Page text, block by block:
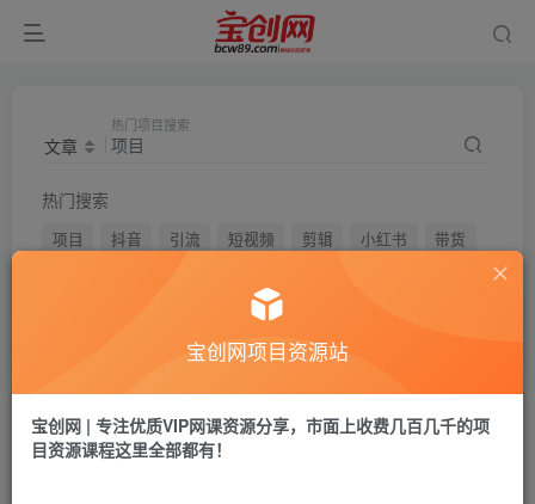
文章
热门项目搜索
热门搜索
项目 抖音 引流 短视频 剪辑 小红书
带货
淘宝
文章 用户
宝创网项目资源站
宝创网 | 专注优质VIP网课资源分享，市面上收费几百几千的项
目资源课程这里全部都有！